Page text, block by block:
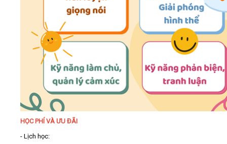
HỌC PHÍ VÀ ƯU ĐÃI
- Lịch học: